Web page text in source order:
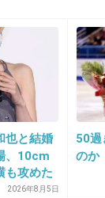
象的なのは確
ね・・・
ーンから「風立ち
イトレビュー) - エ
也と結婚
、10cm
も攻めた
「ありが
2026年8月5日
50過
のか